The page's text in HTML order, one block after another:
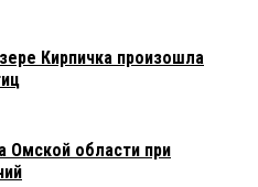
Кирпичка произошла
Омской области при